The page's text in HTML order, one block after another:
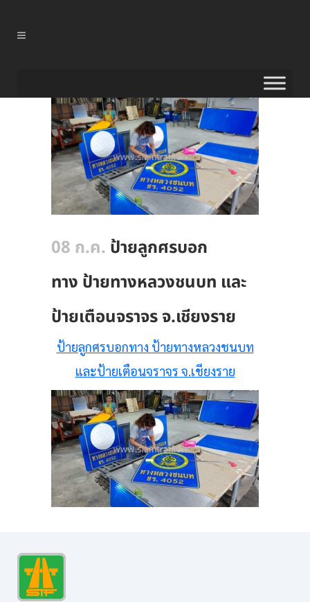
08 ก.ค. ป้ายลูกศรบอก
ทาง ป้ายทางหลวงชนบท และ
ป้ายเตือนจราจร จ.เชียงราย
ป้ายลูกศรบอกทาง ป้ายทางหลวงชนบท
และป้ายเตือนจราจร จ.เชียงราย